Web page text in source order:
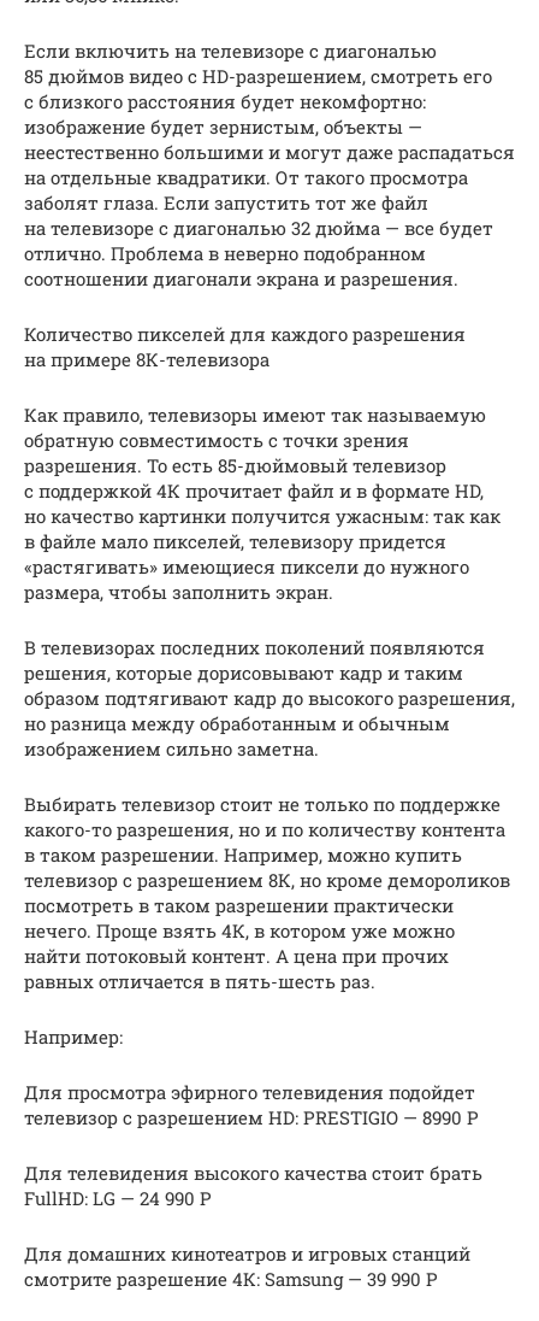
Если включить на телевизоре с диагональю
85 дюймов видео с HD-разрешением, смотреть его
с близкого расстояния будет некомфортно:
изображение будет зернистым, объекты —
неестественно большими и могут даже распадаться
на отдельные квадратики. От такого просмотра
заболят глаза. Если запустить тот же файл
на телевизоре с диагональю 32 дюйма — все будет
отлично. Проблема в неверно подобранном
соотношении диагонали экрана и разрешения.
Количество пикселей для каждого разрешения
на примере 8К-телевизора
Как правило, телевизоры имеют так называемую
обратную совместимость с точки зрения
разрешения. То есть 85-дюймовый телевизор
с поддержкой 4К прочитает файл и в формате HD,
но качество картинки получится ужасным: так как
в файле мало пикселей, телевизору придется
«растягивать» имеющиеся пиксели до нужного
размера, чтобы заполнить экран.
В телевизорах последних поколений появляются
решения, которые дорисовывают кадр и таким
образом подтягивают кадр до высокого разрешения,
но разница между обработанным и обычным
изображением сильно заметна.
Выбирать телевизор стоит не только по поддержке
какого-то разрешения, но и по количеству контента
в таком разрешении. Например, можно купить
телевизор с разрешением 8К, но кроме демороликов
посмотреть в таком разрешении практически
нечего. Проще взять 4К, в котором уже можно
найти потоковый контент. А цена при прочих
равных отличается в пять-шесть раз.
Например:
Для просмотра эфирного телевидения подойдет
телевизор с разрешением HD: PRESTIGIO — 8990 Р
Для телевидения высокого качества стоит брать
FullHD: LG — 24 990 Р
Для домашних кинотеатров и игровых станций
смотрите разрешение 4К: Samsung — 39 990 Р